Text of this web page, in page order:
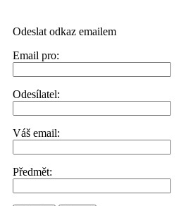
Odeslat odkaz emailem
Email pro:
Odesílatel:
Váš email:
Předmět: